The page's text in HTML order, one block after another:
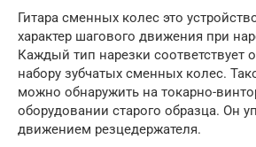
Гитара сменных колес это
характер шагового движения при
Каждый тип нарезки соответствует
набору зубчатых сменных колес.
можно обнаружить на токарно-
оборудовании старого образца. Он
движением резцедержателя.